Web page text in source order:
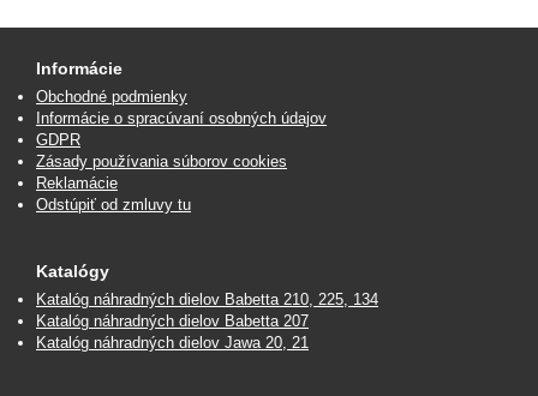
Informácie
Obchodné podmienky
Informácie o spracúvaní osobných údajov
GDPR
Zásady používania súborov cookies
Reklamácie
Odstúpiť od zmluvy tu
Katalógy
Katalóg náhradných dielov Babetta 210, 225, 134
Katalóg náhradných dielov Babetta 207
Katalóg náhradných dielov Jawa 20, 21